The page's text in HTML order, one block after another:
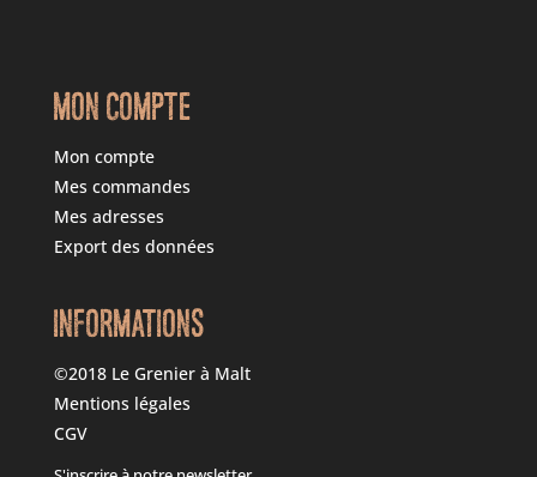
MON COMPTE
Mon compte
Mes commandes
Mes adresses
Export des données
INFORMATIONS
©2018 Le Grenier à Malt
Mentions légales
CGV